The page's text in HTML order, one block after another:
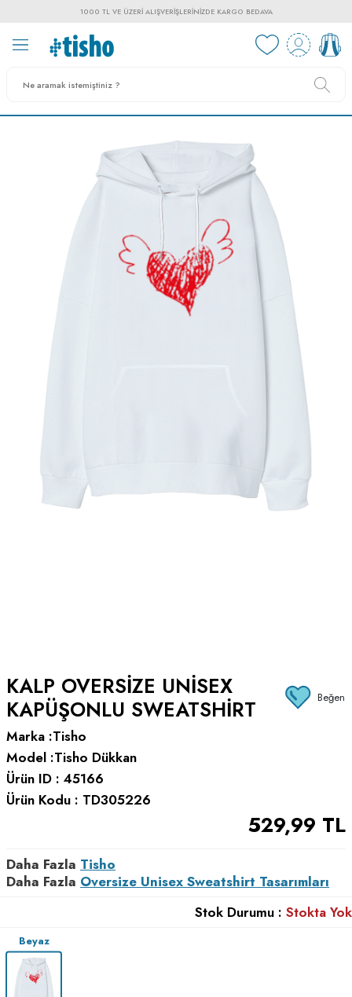
1000 TL VE ÜZERI ALIŞVERIŞLERINIZDE KARGO BEDAVA
KALP OVERSIZE UNISEX
KAPÜŞONLU SWEATSHIRT
Beğen
Marka :Tisho
Model :Tisho Dükkan
Ürün ID : 45166
Ürün Kodu : TD305226
529,99 TL
Daha Fazla Tisho
Daha Fazla Oversize Unisex Sweatshirt Tasarımları
Stok Durumu : Stokta Yok
Beyaz